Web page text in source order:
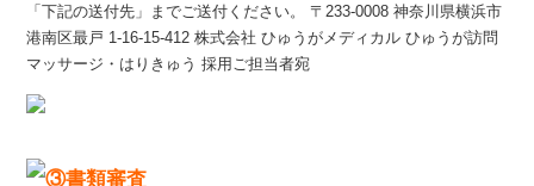
「下記の送付先」までご送付ください。 〒233-0008 神奈川県横浜市
港南区最戸 1-16-15-412 株式会社 ひゅうがメディカル ひゅうが訪問
マッサージ・はりきゅう 採用ご担当者宛